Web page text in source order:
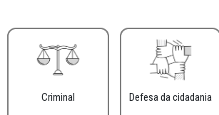
Criminal Defesa da cidadania